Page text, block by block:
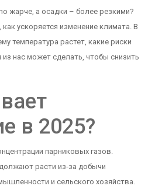
жарче, а осадки – более резкими?
ускоряется изменение климата. В
температура растет, какие риски
нас может сделать, чтобы снизить
в 2025?
парниковых газов.
расти из‑за добычи
и сельского хозяйства.